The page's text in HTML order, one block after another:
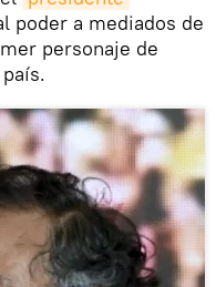
poder a mediados de
personaje de